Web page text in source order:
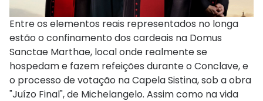
Entre os elementos reais representados no longa
estão o confinamento dos cardeais na Domus
Sanctae Marthae, local onde realmente se
hospedam e fazem refeições durante o Conclave, e
o processo de votação na Capela Sistina, sob a obra
"Juízo Final", de Michelangelo. Assim como na vida